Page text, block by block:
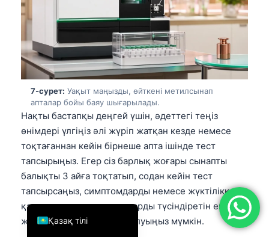
7-сурет: Уақыт маңызды, өйткені метилсынап
апталар бойы баяу шығарылады.
Нақты бастапқы деңгей үшін, әдеттегі теңіз
өнімдері үлгіңіз әлі жүріп жатқан кезде немесе
тоқтағаннан кейін бірнеше апта ішінде тест
тапсырыңыз. Егер сіз барлық жоғары сынапты
балықты 3 айға тоқтатып, содан кейін тест
тапсырсаңыз, симптомдарды немесе жүктілікке
қатысты алаңдаушылықтарды түсіндіретін ең
жоғары деңгейді өткізіп алуыңыз мүмкін.
Қазақ тілі
Deutsch
العربية
עִבְרִית
Italiano
Español
Português
Ελληνικά
Türkçe